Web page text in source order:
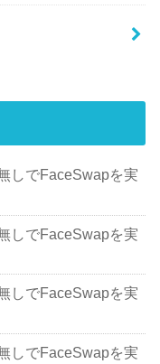
しでFaceSwapを実
しでFaceSwapを実
しでFaceSwapを実
しでFaceSwapを実